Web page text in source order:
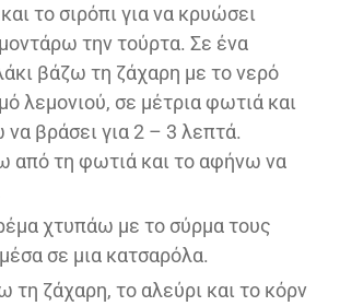
το σιρόπι για να κρυώσει
την τούρτα. Σε ένα
βάζω τη ζάχαρη με το νερό
λεμονιού, σε μέτρια φωτιά και
βράσει για 2 – 3 λεπτά.
από τη φωτιά και το αφήνω να
χτυπάω με το σύρμα τους
σε μια κατσαρόλα.
τη ζάχαρη, το αλεύρι και το κόρν